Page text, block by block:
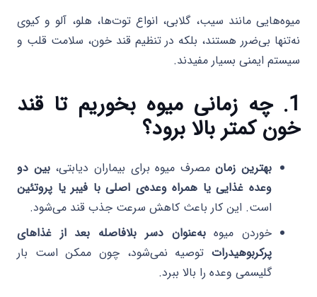
میوه‌هایی مانند سیب، گلابی، انواع توت‌ها، هلو، آلو و کیوی
نه‌تنها بی‌ضرر هستند، بلکه در تنظیم قند خون، سلامت قلب و
سیستم ایمنی بسیار مفیدند.
1. چه زمانی میوه بخوریم تا قند
خون کمتر بالا برود؟
بهترین زمانمصرف میوه برای بیماران دیابتی،بین دو
وعده غذایی یا همراه وعده‌ی اصلی با فیبر یا پروتئین
است. این کار باعث کاهش سرعت جذب قند می‌شود.
خوردن میوهبه‌عنوان دسر بلافاصله بعد از غذاهای
پرکربوهیدرات توصیه نمی‌شود، چون ممکن است بار
گلیسمی وعده را بالا ببرد.